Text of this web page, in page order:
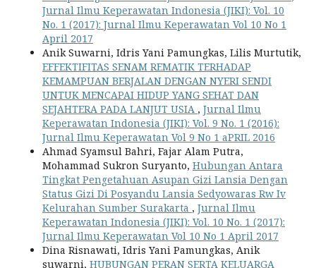
Jurnal Ilmu Keperawatan Indonesia (JIKI): Vol. 10
No. 1 (2017): Jurnal Ilmu Keperawatan Vol 10 No 1
April 2017
Anik Suwarni, Idris Yani Pamungkas, Lilis Murtutik,
EFFEKTIFITAS SENAM REMATIK TERHADAP
KEMAMPUAN BERJALAN DENGAN NYERI SENDI
UNTUK MENCAPAI HIDUP YANG SEHAT DAN
SEJAHTERA PADA LANJUT USIA , Jurnal Ilmu
Keperawatan Indonesia (JIKI): Vol. 9 No. 1 (2016):
Jurnal Ilmu Keperawatan Vol 9 No 1 aPRIL 2016
Ahmad Syamsul Bahri, Fajar Alam Putra,
Mohammad Sukron Suryanto, Hubungan Antara
Tingkat Pengetahuan Asupan Gizi Lansia Dengan
Status Gizi Di Posyandu Lansia Sedyowaras Rw Iv
Kelurahan Sumber Surakarta , Jurnal Ilmu
Keperawatan Indonesia (JIKI): Vol. 10 No. 1 (2017):
Jurnal Ilmu Keperawatan Vol 10 No 1 April 2017
Dina Risnawati, Idris Yani Pamungkas, Anik
suwarni, HUBUNGAN PERAN SERTA KELUARGA